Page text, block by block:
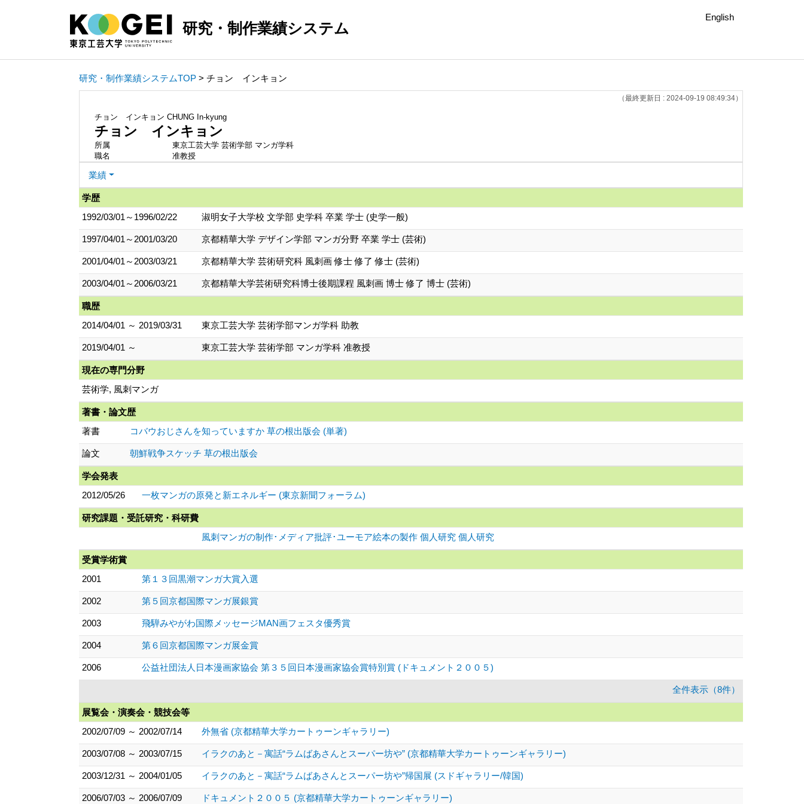
研究・制作業績システム
English
研究・制作業績システムTOP > チョン インキョン
（最終更新日 : 2024-09-19 08:49:34）
チョン インキョン CHUNG In-kyung
チョン インキョン
所属
東京工芸大学 芸術学部 マンガ学科
職名
准教授
業績
学歴
1992/03/01～1996/02/22
淑明女子大学校 文学部 史学科 卒業 学士 (史学一般)
1997/04/01～2001/03/20 京都精華大学 デザイン学部 マンガ分野 卒業 学士 (芸術)
2001/04/01～2003/03/21 京都精華大学 芸術研究科 風刺画 修士 修了 修士 (芸術)
2003/04/01～2006/03/21 京都精華大学芸術研究科博士後期課程 風刺画 博士 修了 博士 (芸術)
職歴
2014/04/01 ～ 2019/03/31
東京工芸大学 芸術学部マンガ学科 助教
2019/04/01 ～ 東京工芸大学 芸術学部 マンガ学科 准教授
現在の専門分野
芸術学, 風刺マンガ
著書・論文歴
著書
コバウおじさんを知っていますか 草の根出版会 (単著)
論文 朝鮮戦争スケッチ 草の根出版会
学会発表
2012/05/26
一枚マンガの原発と新エネルギー (東京新聞フォーラム)
研究課題・受託研究・科研費
風刺マンガの制作･メディア批評･ユーモア絵本の製作 個人研究 個人研究
受賞学術賞
2001
第１３回黒潮マンガ大賞入選
2002 第５回京都国際マンガ展銀賞
2003 飛騨みやがわ国際メッセージMAN画フェスタ優秀賞
2004 第６回京都国際マンガ展金賞
2006 公益社団法人日本漫画家協会 第３５回日本漫画家協会賞特別賞 (ドキュメント２００５)
全件表示（8件）
展覧会・演奏会・競技会等
2002/07/09 ～ 2002/07/14
外無省 (京都精華大学カートゥーンギャラリー)
2003/07/08 ～ 2003/07/15 イラクのあと－寓話“ラムばあさんとスーパー坊や” (京都精華大学カートゥーンギャラリー)
2003/12/31 ～ 2004/01/05 イラクのあと－寓話“ラムばあさんとスーパー坊や”帰国展 (スドギャラリー/韓国)
2006/07/03 ～ 2006/07/09 ドキュメント２００５ (京都精華大学カートゥーンギャラリー)